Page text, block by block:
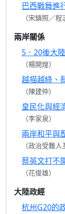
巴西戰舞進
（宋鎮照／
兩岸關係
5．20後大
（楊開煌）
越描越綠、
（陳建仲）
皇民化與經
（李家泉）
兩岸和平與
（政治受難人
蔡英文打不
（花俊雄）
大陸政經
杭州G20的